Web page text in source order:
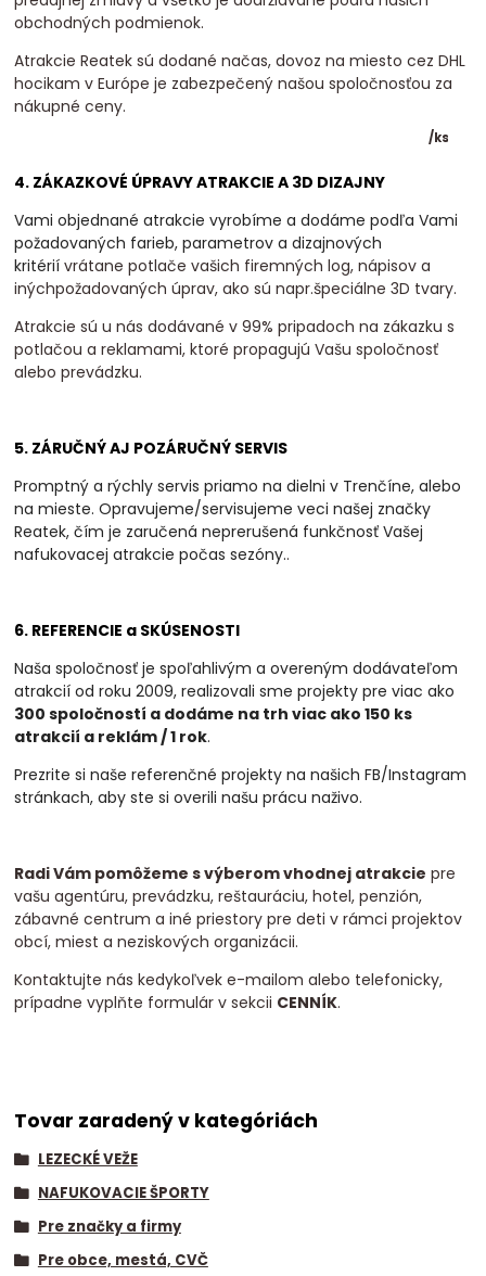
/ks
obchodných podmienok.
Atrakcie Reatek sú dodané načas, dovoz na miesto cez DHL
hocikam v Európe je zabezpečený našou spoločnosťou za
nákupné ceny.
4. ZÁKAZKOVÉ ÚPRAVY ATRAKCIE A 3D DIZAJNY
Vami objednané atrakcie vyrobíme a dodáme podľa Vami
požadovaných farieb, parametrov a dizajnových
kritérií vrátane potlače vašich firemných log, nápisov a
inýchpožadovaných úprav, ako sú napr.špeciálne 3D tvary.
Atrakcie sú u nás dodávané v 99% pripadoch na zákazku s
potlačou a reklamami, ktoré propagujú Vašu spoločnosť
alebo prevádzku.
5. ZÁRUČNÝ AJ POZÁRUČNÝ SERVIS
Promptný a rýchly servis priamo na dielni v Trenčíne, alebo
na mieste. Opravujeme/servisujeme veci našej značky
Reatek, čím je zaručená neprerušená funkčnosť Vašej
nafukovacej atrakcie počas sezóny..
6. REFERENCIE a SKÚSENOSTI
Naša spoločnosť je spoľahlivým a overeným dodávateľom
atrakcií od roku 2009, realizovalisme projekty pre viac ako
300 spoločností a dodáme na trh viac ako 150 ks
atrakcií a reklám / 1 rok.
Prezrite si naše referenčné projekty na našich FB/Instagram
stránkach, aby ste si overili našu prácu naživo.
Radi Vám pomôžeme s výberom vhodnej atrakcie pre
vašu agentúru, prevádzku, reštauráciu, hotel, penzión,
zábavné centrum a iné priestory pre deti v rámci projektov
obcí, miest a neziskových organizácii.
Kontaktujte nás kedykoľvek e-mailom alebo telefonicky,
prípadne vyplňte formulár v sekcii CENNÍK.
Tovar zaradený v kategóriách
LEZECKÉ VEŽE
NAFUKOVACIE ŠPORTY
Pre značky a firmy
Pre obce, mestá, CVČ